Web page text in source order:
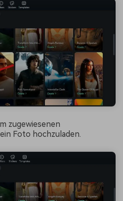
zugewiesenen
Foto hochzuladen.